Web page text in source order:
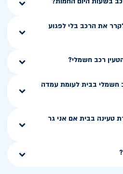
את הרכב בלי לפגוע
רכב חשמלי?
חשמלי בבית לעומת עמדה
טעינה בבית אם אני גר